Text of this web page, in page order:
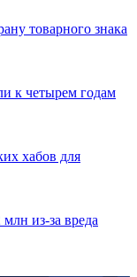
товарного знака
к четырем годам
хабов для
из-за вреда